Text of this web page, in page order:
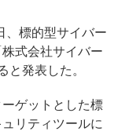
標的型サイバー
式会社サイバー
と発表した。
ゲットとした標
リティツールに